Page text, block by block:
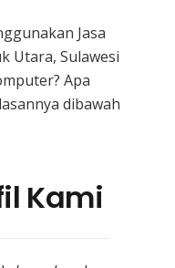
Jasa
Utara, Sulawesi
Apa
dibawah
Kami